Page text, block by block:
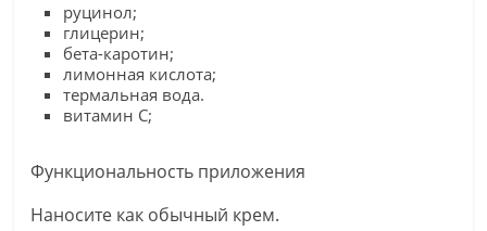
руцинол;
глицерин;
бета-каротин;
лимонная кислота;
термальная вода.
витамин С;
Функциональность приложения
Наносите как обычный крем.